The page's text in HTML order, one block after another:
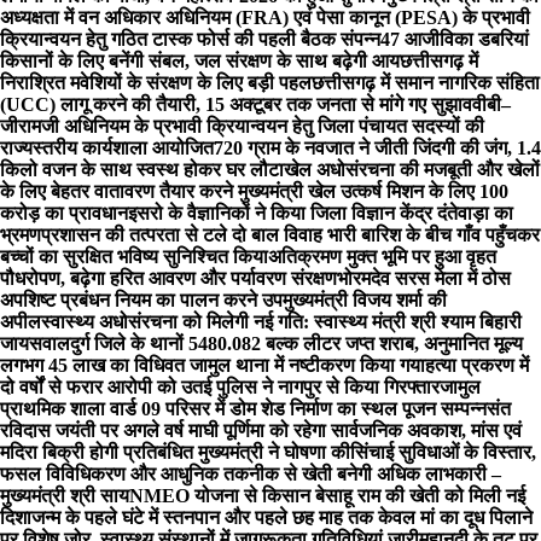
अध्यक्षता में वन अधिकार अधिनियम (FRA) एवं पेसा कानून (PESA) के प्रभावी
क्रियान्वयन हेतु गठित टास्क फोर्स की पहली बैठक संपन्न47 आजीविका डबरियां
किसानों के लिए बनेंगी संबल, जल संरक्षण के साथ बढ़ेगी आयछत्तीसगढ़ में
निराश्रित मवेशियों के संरक्षण के लिए बड़ी पहलछत्तीसगढ़ में समान नागरिक संहिता
(UCC) लागू करने की तैयारी, 15 अक्टूबर तक जनता से मांगे गए सुझाववीबी–
जीरामजी अधिनियम के प्रभावी क्रियान्वयन हेतु जिला पंचायत सदस्यों की
राज्यस्तरीय कार्यशाला आयोजित720 ग्राम के नवजात ने जीती जिंदगी की जंग, 1.4
किलो वजन के साथ स्वस्थ होकर घर लौटाखेल अधोसंरचना की मजबूती और खेलों
के लिए बेहतर वातावरण तैयार करने मुख्यमंत्री खेल उत्कर्ष मिशन के लिए 100
करोड़ का प्रावधानइसरो के वैज्ञानिकों ने किया जिला विज्ञान केंद्र दंतेवाड़ा का
भ्रमणप्रशासन की तत्परता से टले दो बाल विवाह भारी बारिश के बीच गाँव पहुँचकर
बच्चों का सुरक्षित भविष्य सुनिश्चित कियाअतिक्रमण मुक्त भूमि पर हुआ वृहत
पौधरोपण, बढ़ेगा हरित आवरण और पर्यावरण संरक्षणभोरमदेव सरस मेला में ठोस
अपशिष्ट प्रबंधन नियम का पालन करने उपमुख्यमंत्री विजय शर्मा की
अपीलस्वास्थ्य अधोसंरचना को मिलेगी नई गति: स्वास्थ्य मंत्री श्री श्याम बिहारी
जायसवालदुर्ग जिले के थानों 5480.082 बल्क लीटर जप्त शराब, अनुमानित मूल्य
लगभग 45 लाख का विधिवत जामुल थाना में नष्टीकरण किया गयाहत्या प्रकरण में
दो वर्षों से फरार आरोपी को उतई पुलिस ने नागपुर से किया गिरफ्तारजामुल
प्राथमिक शाला वार्ड 09 परिसर में डोम शेड निर्माण का स्थल पूजन सम्पन्नसंत
रविदास जयंती पर अगले वर्ष माघी पूर्णिमा को रहेगा सार्वजनिक अवकाश, मांस एवं
मदिरा बिक्री होगी प्रतिबंधित मुख्यमंत्री ने घोषणा कीसिंचाई सुविधाओं के विस्तार,
फसल विविधिकरण और आधुनिक तकनीक से खेती बनेगी अधिक लाभकारी –
मुख्यमंत्री श्री सायNMEO योजना से किसान बेसाहू राम की खेती को मिली नई
दिशाजन्म के पहले घंटे में स्तनपान और पहले छह माह तक केवल मां का दूध पिलाने